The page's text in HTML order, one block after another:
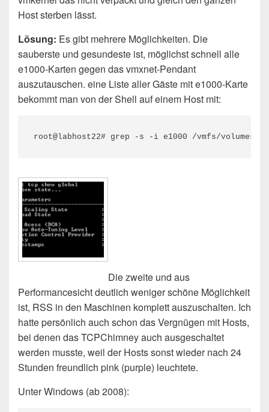
Host sterben lässt.
Lösung: Es gibt mehrere Möglichkeiten. Die
sauberste und gesundeste ist, möglichst schnell alle
e1000-Karten gegen das vmxnet-Pendant
auszutauschen. eine Liste aller Gäste mit e1000-Karte
bekommt man von der Shell auf einem Host mit:
root@labhost22# grep -s -i e1000 /vmfs/volumes/
Die zweite und aus
Performancesicht deutlich weniger schöne Möglichkeit
ist, RSS in den Maschinen komplett auszuschalten. Ich
hatte persönlich auch schon das Vergnügen mit Hosts,
bei denen das TCPChimney auch ausgeschaltet
werden musste, weil der Hosts sonst wieder nach 24
Stunden freundlich pink (purple) leuchtete.
Unter Windows (ab 2008):